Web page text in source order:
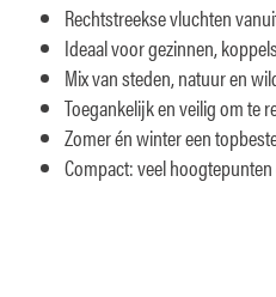
Rechtstreekse vluchten
Ideaal voor gezinnen,
Mix van steden, natuur en
Toegankelijk en veilig om te
Zomer én winter een
Compact: veel